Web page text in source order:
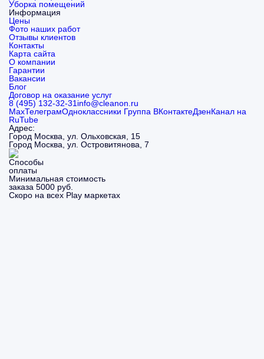
Уборка помещений
Информация
Цены
Фото наших работ
Отзывы клиентов
Контакты
Карта сайта
О компании
Гарантии
Вакансии
Блог
Договор на оказание услуг
8 (495) 132-32-31 info@cleanon.ru
MaxТелеграмОдноклассники Группа ВКонтактеДзенКанал на
RuTube
Адрес:
Город Москва, ул. Ольховская, 15
Город Москва, ул. Островитянова, 7
Минимальная стоимость
заказа 5000 руб.
Скоро на всех Play маркетах